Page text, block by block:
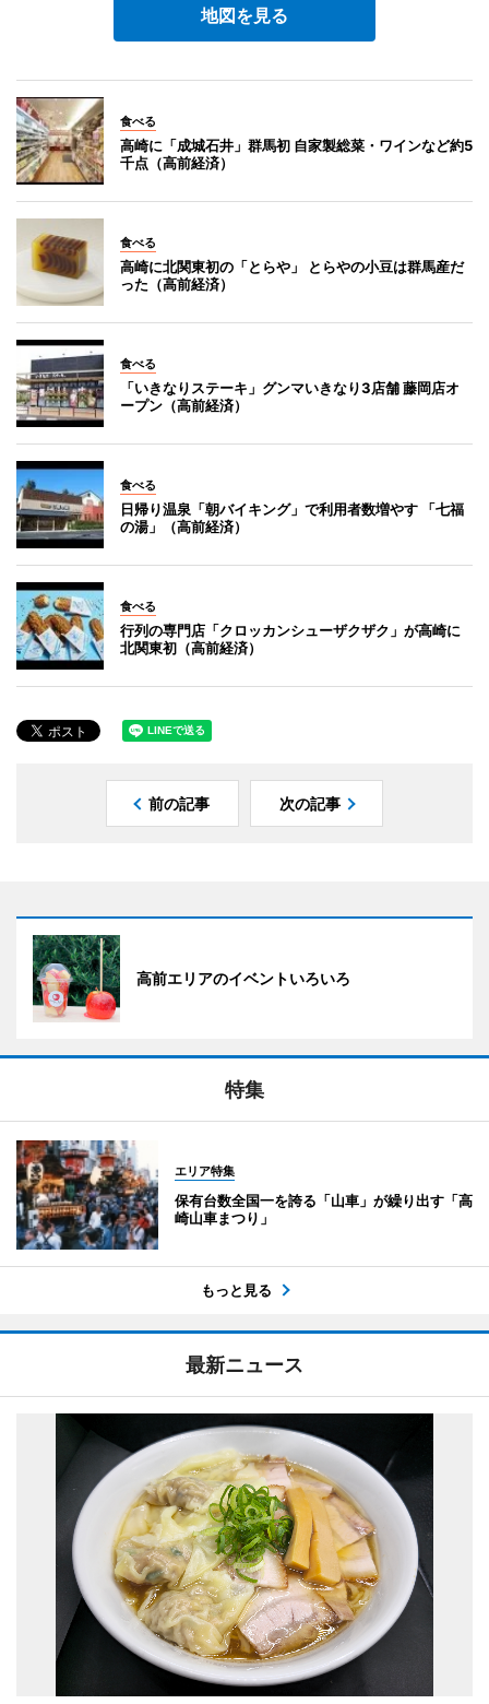
地図を見る
食べる
高崎に「成城石井」群馬初 自家製総菜・ワインなど約5
千点（高前経済）
食べる
高崎に北関東初の「とらや」 とらやの小豆は群馬産だ
った（高前経済）
食べる
「いきなりステーキ」グンマいきなり3店舗 藤岡店オ
ープン（高前経済）
食べる
日帰り温泉「朝バイキング」で利用者数増やす 「七福
の湯」（高前経済）
食べる
行列の専門店「クロッカンシューザクザク」が高崎に
北関東初（高前経済）
前の記事 次の記事
高前エリアのイベントいろいろ
特集
エリア特集
保有台数全国一を誇る「山車」が繰り出す「高
崎山車まつり」
もっと見る
最新ニュース